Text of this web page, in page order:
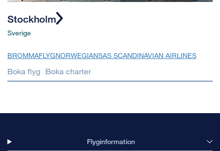
Stockholm
Sverige
BROMMAFLYGNORWEGIANSAS SCANDINAVIAN AIRLINES
Boka flyg Boka charter
Flyginformation